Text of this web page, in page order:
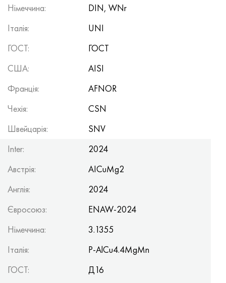
Німеччина:
DIN, WNr
Італія:
UNI
ГОСТ:
ГОСТ
США:
AISI
Франція:
AFNOR
Чехія:
CSN
Швейцарія:
SNV
Inter:
2024
Австрія:
AICuMg2
Англія:
2024
Євросоюз:
ENAW-2024
Німеччина:
3.1355
Італія:
P-AlCu4.4MgMn
ГОСТ:
Д16